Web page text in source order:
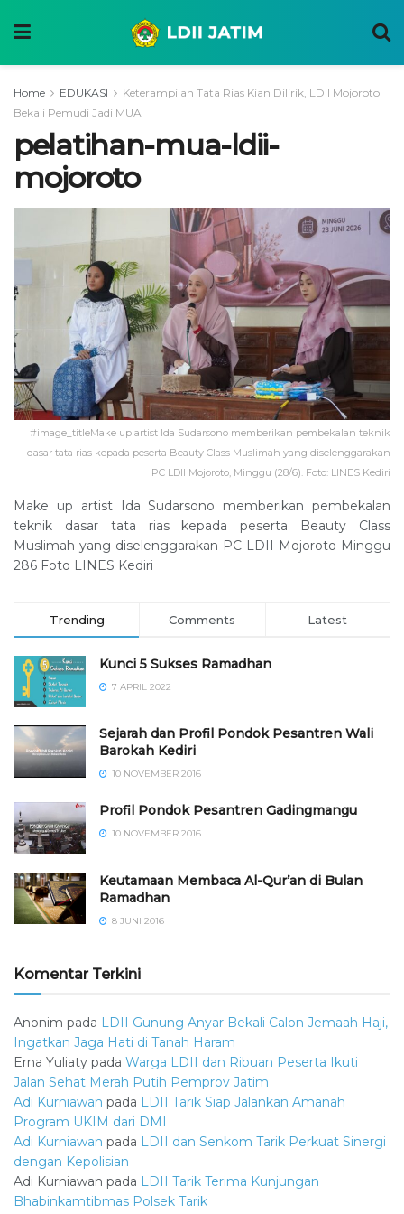
Home EDUKASI
Keterampilan Tata Rias Kian Dilirik, LDII Mojoroto
Bekali Pemudi Jadi MUA
pelatihan-mua-ldii-
mojoroto
#image_titleMake up artist Ida Sudarsono memberikan pembekalan teknik
dasar tata rias kepada peserta Beauty Class Muslimah yang diselenggarakan
PC LDII Mojoroto, Minggu (28/6). Foto: LINES Kediri
Make up artist Ida Sudarsono memberikan pembekalan
teknik dasar tata rias kepada peserta Beauty Class
Muslimah yang diselenggarakan PC LDII Mojoroto Minggu
286 Foto LINES Kediri
Trending Comments Latest
Kunci 5 Sukses Ramadhan
7 APRIL 2022
Sejarah dan Profil Pondok Pesantren Wali
Barokah Kediri
10 NOVEMBER 2016
⁠⁠⁠Profil Pondok Pesantren Gadingmangu
10 NOVEMBER 2016
Keutamaan Membaca Al-Qur’an di Bulan
Ramadhan
8 JUNI 2016
Komentar Terkini
Anonim pada LDII Gunung Anyar Bekali Calon Jemaah Haji,
Ingatkan Jaga Hati di Tanah Haram
Erna Yuliaty pada Warga LDII dan Ribuan Peserta Ikuti
Jalan Sehat Merah Putih Pemprov Jatim
Adi Kurniawan pada LDII Tarik Siap Jalankan Amanah
Program UKIM dari DMI
Adi Kurniawan pada LDII dan Senkom Tarik Perkuat Sinergi
dengan Kepolisian
Adi Kurniawan pada LDII Tarik Terima Kunjungan
Bhabinkamtibmas Polsek Tarik